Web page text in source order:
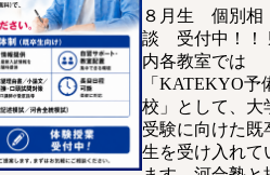
８月生 個別相
談 受付中！！
内各教室では
「KATEKYO予
校」として、大
受験に向けた既
生を受け入れて